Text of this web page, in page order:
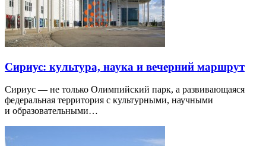
Сириус: культура, наука и вечерний маршрут
Сириус — не только Олимпийский парк, а развивающаяся
федеральная территория с культурными, научными
и образовательными…